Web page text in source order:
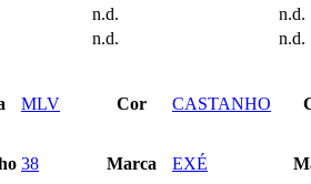
n.d.
n.d.
n.d. n.d.
MLV
38
Cor CASTANHO
Marca EXÉ